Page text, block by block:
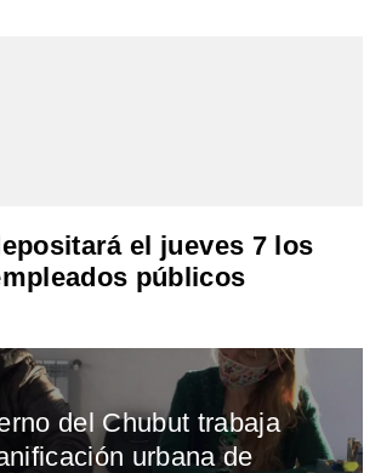
el jueves 7 los
públicos
del Chubut trabaja
urbana de